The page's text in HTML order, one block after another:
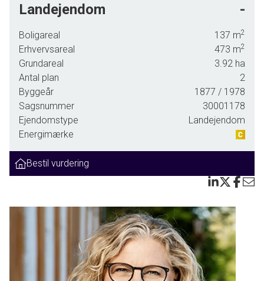
beliggende ejendom med udsigt til marker. Både for den
natur- og hesteinteresserede er det en perle.
Stuehuset med tilhørende længe har et samlet boligareal
på 430 kvm, hvoraf de 293 kvm er i stuehuset i to plan.
Indretningen af stuehuset er meget smagfuldt med et
dejligt og lyst køkken med udgang til havestue. Spisestue
samt opholdsstue med udgang til dejlig og stor vestvendt
terrasse. Derudover værelse med skabsvæg, dejligt
badeværelse med både brus og kar, særskilt toilet samt
bryggers med udgang til haven. I modsatte ende af
ligesom der her er opgang til 1. salen fra entrén. 1. salen er
indrettet med stort soveværelse med skabsvæg og med
direkte adgang til badeværelse. To mindre værelser og
godt overblik over ejendommens hestefolde og udsigt helt
I særskilt længe er de resterende 137 kvm boligareal, hvori
der er indrettet to lejligheder med hver et badeværelse,
Landejendom -
Boligareal 137 m2
Erhvervsareal 473 m2
Grundareal 3.92 ha
Antal plan
2
Byggeår
1877 / 1978
Sagsnummer
30001178
Ejendomstype
Landejendom
Energimærke
Bestil vurdering